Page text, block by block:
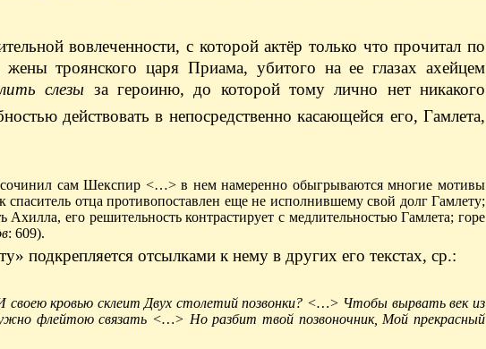
вовлеченности, с которой актёр только что прочитал по
троянского царя Приама, убитого на ее глазах ахейцем
слезы за героиню, до которой тому лично нет никакого
действовать в непосредственно касающейся его, Гамлета,
сочинил сам Шекспир <…> в нем намеренно обыгрываются многие мотивы
отца противопоставлен еще не исполнившему свой долг Гамлету;
его решительность контрастирует с медлительностью Гамлета; горе
: 609).
подкрепляется отсылками к нему в других его текстах, ср.:
своею кровью склеит Двух столетий позвонки? <…> Чтобы вырвать век из
флейтою связать <…> Но разбит твой позвоночник, Мой прекрасный